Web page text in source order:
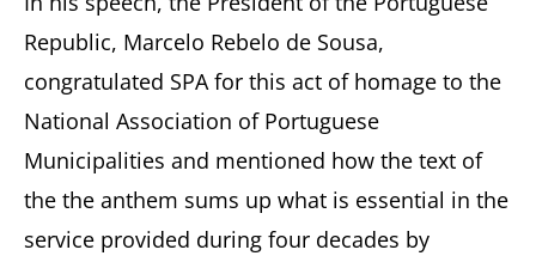
Republic, Marcelo Rebelo de Sousa,
congratulated SPA for this act of homage to the
National Association of Portuguese
Municipalities and mentioned how the text of
the the anthem sums up what is essential in the
service provided during four decades by